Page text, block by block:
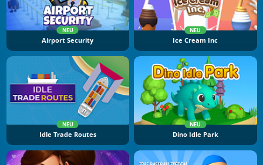
NEU
Airport Security
NEU
Ice Cream Inc
NEU
Idle Trade Routes
NEU
Dino Idle Park